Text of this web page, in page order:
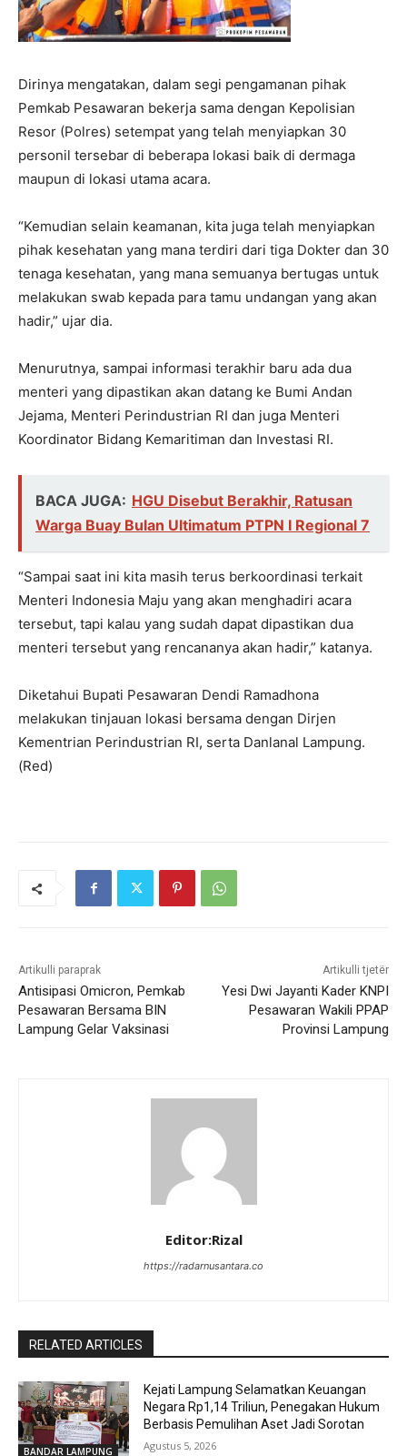
Dirinya mengatakan, dalam segi pengamanan pihak
Pemkab Pesawaran bekerja sama dengan Kepolisian
Resor (Polres) setempat yang telah menyiapkan 30
personil tersebar di beberapa lokasi baik di dermaga
maupun di lokasi utama acara.
“Kemudian selain keamanan, kita juga telah menyiapkan
pihak kesehatan yang mana terdiri dari tiga Dokter dan 30
tenaga kesehatan, yang mana semuanya bertugas untuk
melakukan swab kepada para tamu undangan yang akan
hadir,” ujar dia.
Menurutnya, sampai informasi terakhir baru ada dua
menteri yang dipastikan akan datang ke Bumi Andan
Jejama, Menteri Perindustrian RI dan juga Menteri
Koordinator Bidang Kemaritiman dan Investasi RI.
BACA JUGA: HGU Disebut Berakhir, Ratusan
Warga Buay Bulan Ultimatum PTPN I Regional 7
“Sampai saat ini kita masih terus berkoordinasi terkait
Menteri Indonesia Maju yang akan menghadiri acara
tersebut, tapi kalau yang sudah dapat dipastikan dua
menteri tersebut yang rencananya akan hadir,” katanya.
Diketahui Bupati Pesawaran Dendi Ramadhona
melakukan tinjauan lokasi bersama dengan Dirjen
Kementrian Perindustrian RI, serta Danlanal Lampung.
(Red)
Artikulli paraprak
Antisipasi Omicron, Pemkab
Pesawaran Bersama BIN
Lampung Gelar Vaksinasi
Artikulli tjetër
Yesi Dwi Jayanti Kader KNPI
Pesawaran Wakili PPAP
Provinsi Lampung
Editor:Rizal
https://radarnusantara.co
RELATED ARTICLES
BANDAR LAMPUNG
Kejati Lampung Selamatkan Keuangan
Negara Rp1,14 Triliun, Penegakan Hukum
Berbasis Pemulihan Aset Jadi Sorotan
Agustus 5, 2026